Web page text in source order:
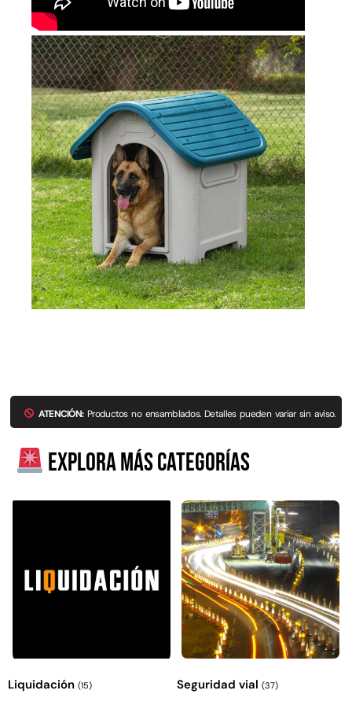
ATENCIÓN:Productos no ensamblados. Detalles pueden variar sin aviso.
Explora más categorías
Liquidación (15) Seguridad vial (37)